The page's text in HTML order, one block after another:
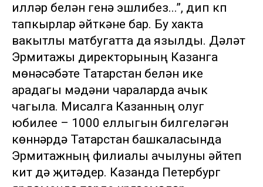
илләр белән генә эшлибез...”, дип күп
тапкырлар әйткәне бар. Бу хакта
вакытлы матбугатта да язылды. Дәүләт
Эрмитажы директорының Казанга
мөнәсәбәте Татарстан белән ике
арадагы мәдәни чараларда ачык
чагыла. Мисалга Казанның олуг
юбилее – 1000 еллыгын билгеләгән
көннәрдә Татарстан башкаласында
Эрмитажның филиалы ачылуны әйтеп
китү дә җитәдер. Казанда Петербург